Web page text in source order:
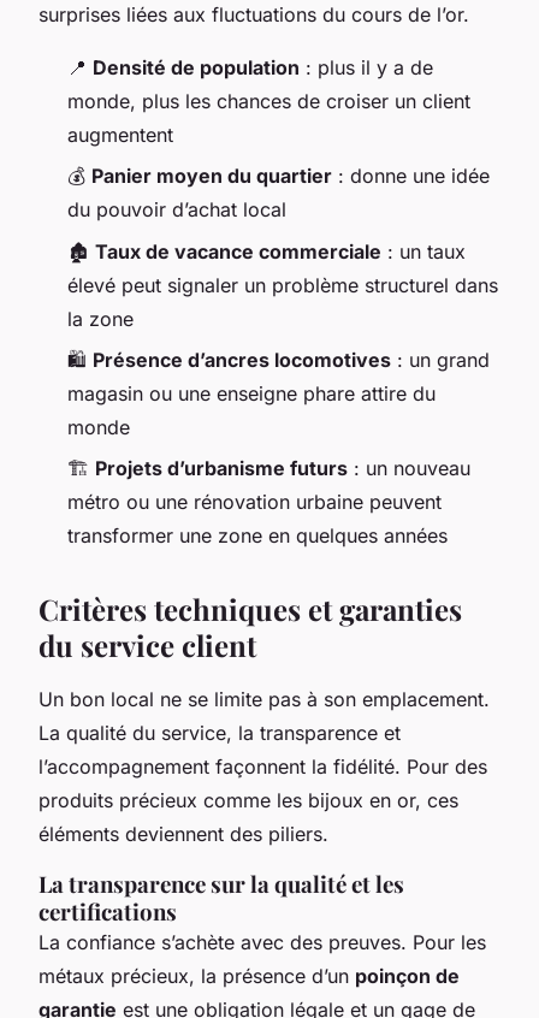
surprises liées aux fluctuations du cours de l’or.
📍 Densité de population : plus il y a de
monde, plus les chances de croiser un client
augmentent
💰 Panier moyen du quartier : donne une idée
du pouvoir d’achat local
🏚️ Taux de vacance commerciale : un taux
élevé peut signaler un problème structurel dans
la zone
🛍️ Présence d’ancres locomotives : un grand
magasin ou une enseigne phare attire du
monde
🏗️ Projets d’urbanisme futurs : un nouveau
métro ou une rénovation urbaine peuvent
transformer une zone en quelques années
Critères techniques et garanties
du service client
Un bon local ne se limite pas à son emplacement.
La qualité du service, la transparence et
l’accompagnement façonnent la fidélité. Pour des
produits précieux comme les bijoux en or, ces
éléments deviennent des piliers.
La transparence sur la qualité et les
certifications
La confiance s’achète avec des preuves. Pour les
métaux précieux, la présence d’un poinçon de
garantie est une obligation légale et un gage de